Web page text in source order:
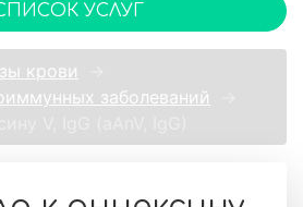
УСЛУГ
крови
заболеваний